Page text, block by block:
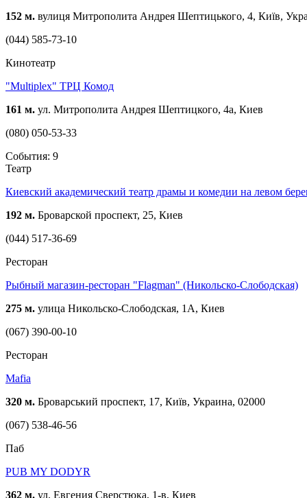
152 м. вулиця Митрополита Андрея Шептицького, 4, Київ,
(044) 585-73-10
Кинотеатр
"Multiplex" ТРЦ Комод
161 м. ул. Митрополита Андрея Шептицкого, 4а, Киев
(080) 050-53-33
События: 9
Театр
Киевский академический театр драмы и комедии на левом
192 м. Броварской проспект, 25, Киев
(044) 517-36-69
Ресторан
Рыбный магазин-ресторан "Flagman" (Никольско-Слободская)
275 м. улица Никольско-Слободская, 1А, Киев
(067) 390-00-10
Ресторан
Mafia
320 м. Броварський проспект, 17, Київ, Украина, 02000
(067) 538-46-56
Паб
PUB MY DODYR
362 м. ул. Евгения Сверстюка, 1-в, Киев